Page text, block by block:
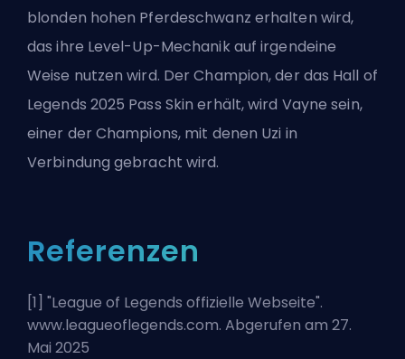
blonden hohen Pferdeschwanz erhalten wird,
das ihre Level-Up-Mechanik auf irgendeine
Weise nutzen wird. Der Champion, der das Hall of
Legends 2025 Pass Skin erhält, wird Vayne sein,
einer der Champions, mit denen Uzi in
Verbindung gebracht wird.
Referenzen
[1] "League of Legends offizielle Webseite".
www.leagueoflegends.com. Abgerufen am 27.
Mai 2025